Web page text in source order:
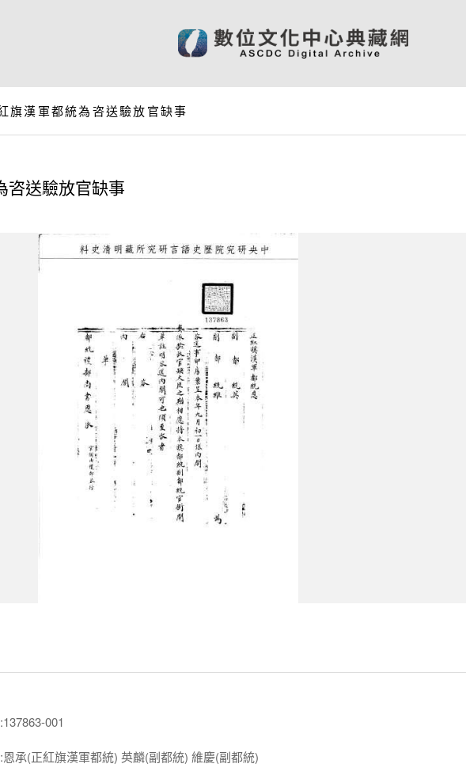
旗漢軍都統為咨送驗放官缺事
咨送驗放官缺事
001
恩承(正紅旗漢軍都統) 英麟(副都統) 維慶(副都統)